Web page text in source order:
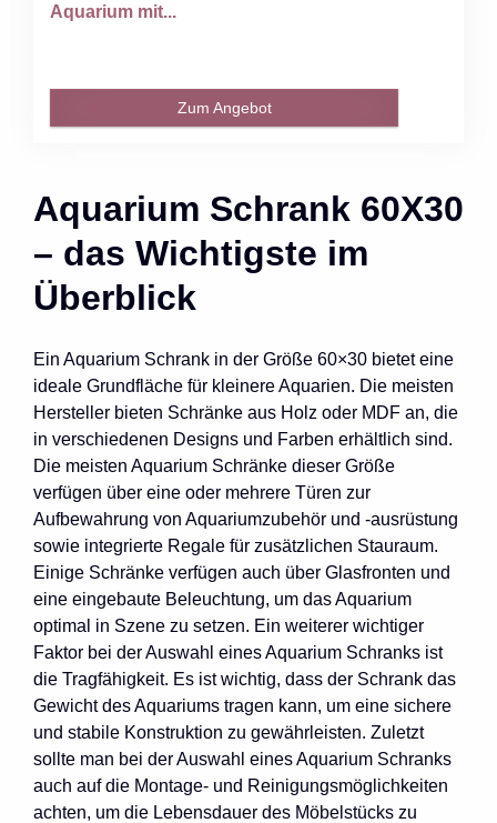
Aquarium mit...
Zum Angebot
Aquarium Schrank 60X30
– das Wichtigste im
Überblick
Ein Aquarium Schrank in der Größe 60×30 bietet eine
ideale Grundfläche für kleinere Aquarien. Die meisten
Hersteller bieten Schränke aus Holz oder MDF an, die
in verschiedenen Designs und Farben erhältlich sind.
Die meisten Aquarium Schränke dieser Größe
verfügen über eine oder mehrere Türen zur
Aufbewahrung von Aquariumzubehör und -ausrüstung
sowie integrierte Regale für zusätzlichen Stauraum.
Einige Schränke verfügen auch über Glasfronten und
eine eingebaute Beleuchtung, um das Aquarium
optimal in Szene zu setzen. Ein weiterer wichtiger
Faktor bei der Auswahl eines Aquarium Schranks ist
die Tragfähigkeit. Es ist wichtig, dass der Schrank das
Gewicht des Aquariums tragen kann, um eine sichere
und stabile Konstruktion zu gewährleisten. Zuletzt
sollte man bei der Auswahl eines Aquarium Schranks
auch auf die Montage- und Reinigungsmöglichkeiten
achten, um die Lebensdauer des Möbelstücks zu